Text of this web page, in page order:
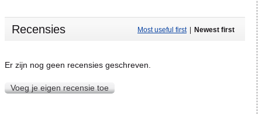
Recensies Most useful first Newest first
Er zijn nog geen recensies geschreven.
Voeg je eigen recensie toe